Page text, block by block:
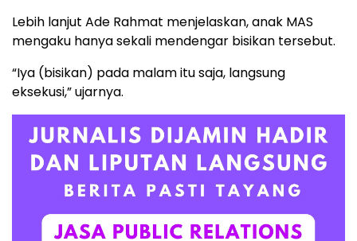
Lebih lanjut Ade Rahmat menjelaskan, anak MAS
mengaku hanya sekali mendengar bisikan tersebut.
“Iya (bisikan) pada malam itu saja, langsung
eksekusi,” ujarnya.